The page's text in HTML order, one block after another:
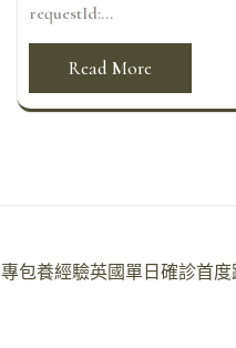
requestId:...
Read More
專包養經驗英國單日確診首